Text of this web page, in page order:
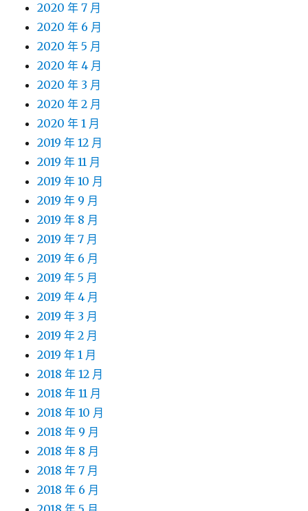
2020 年 7 月
2020 年 6 月
2020 年 5 月
2020 年 4 月
2020 年 3 月
2020 年 2 月
2020 年 1 月
2019 年 12 月
2019 年 11 月
2019 年 10 月
2019 年 9 月
2019 年 8 月
2019 年 7 月
2019 年 6 月
2019 年 5 月
2019 年 4 月
2019 年 3 月
2019 年 2 月
2019 年 1 月
2018 年 12 月
2018 年 11 月
2018 年 10 月
2018 年 9 月
2018 年 8 月
2018 年 7 月
2018 年 6 月